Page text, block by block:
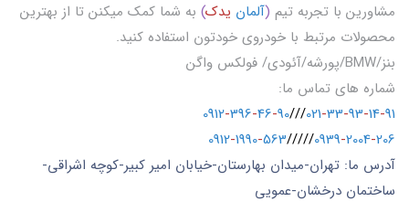
مشاورین با تجربه تیم (آلمان یدک) به شما کمک میکنن تا از بهترین
محصولات مرتبط با خودروی خودتون استفاده کنید.
بنز/BMW/پورشه/آئودی/ فولکس واگن
شماره های تماس ما:
021-33-93-14-91
///
0912-396-46-90
0939-2004-206
/////
0912-1990-563
آدرس ما: تهران-میدان بهارستان-خیابان امیر کبیر-کوچه اشراقی-
ساختمان درخشان-عمویی